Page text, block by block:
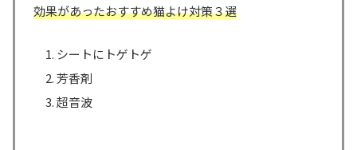
効果があったおすすめ猫よけ対策３選
シートにトゲトゲ
芳香剤
超音波